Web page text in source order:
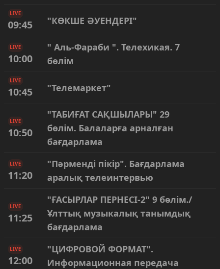
LIVE
09:45 "КӨКШЕ ӘУЕНДЕРІ"
LIVE
10:00
" Аль-Фараби ". Телехикая. 7
бөлім
LIVE
10:45 "Телемаркет"
LIVE
10:50
"ТАБИҒАТ САҚШЫЛАРЫ" 29
бөлім. Балаларға арналған
бағдарлама
LIVE
11:20
"Пәрменді пікір". Бағдарлама
аралық телеинтервью
LIVE
11:25
"ҒАСЫРЛАР ПЕРНЕСІ-2" 9 бөлім./
Ұлттық музыкалық танымдық
бағдарлама
LIVE
12:00
"ЦИФРОВОЙ ФОРМАТ".
Информационная передача